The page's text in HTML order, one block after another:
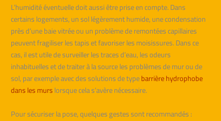
L’humidité éventuelle doit aussi être prise en compte. Dans
certains logements, un sol légèrement humide, une condensation
près d’une baie vitrée ou un problème de remontées capillaires
peuvent fragiliser les tapis et favoriser les moisissures. Dans ce
cas, il est utile de surveiller les traces d’eau, les odeurs
inhabituelles et de traiter à la source les problèmes de mur ou de
sol, par exemple avec des solutions de typebarrière hydrophobe
dans les murslorsque cela s’avère nécessaire.
Pour sécuriser la pose, quelques gestes sont recommandés :